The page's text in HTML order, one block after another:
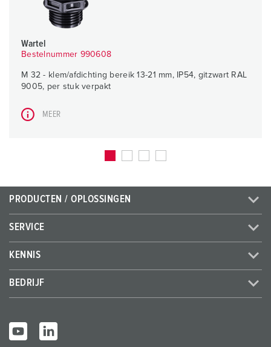
Wartel
Bestelnummer 990608
M 32 - klem/afdichting bereik 13-21 mm, IP54, gitzwart RAL
9005, per stuk verpakt
MEER
PRODUCTEN / OPLOSSINGEN
SERVICE
KENNIS
BEDRIJF